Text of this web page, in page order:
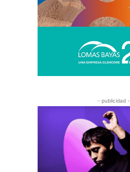
- publicidad -